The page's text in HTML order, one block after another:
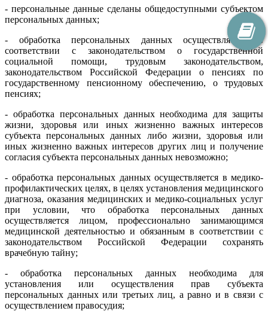
- персональные данные сделаны общедоступными субъектом
персональных данных;
- обработка персональных данных осуществляется в
соответствии с законодательством о государственной
социальной помощи, трудовым законодательством,
законодательством Российской Федерации о пенсиях по
государственному пенсионному обеспечению, о трудовых
пенсиях;
- обработка персональных данных необходима для защиты
жизни, здоровья или иных жизненно важных интересов
субъекта персональных данных либо жизни, здоровья или
иных жизненно важных интересов других лиц и получение
согласия субъекта персональных данных невозможно;
- обработка персональных данных осуществляется в медико-
профилактических целях, в целях установления медицинского
диагноза, оказания медицинских и медико-социальных услуг
при условии, что обработка персональных данных
осуществляется лицом, профессионально занимающимся
медицинской деятельностью и обязанным в соответствии с
законодательством Российской Федерации сохранять
врачебную тайну;
- обработка персональных данных необходима для
установления или осуществления прав субъекта
персональных данных или третьих лиц, а равно и в связи с
осуществлением правосудия;